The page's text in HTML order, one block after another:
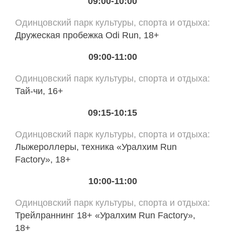
Одинцовский парк культуры, спорта и отдыха
Дружеская пробежка Odi Run, 18+
09:00-11:00
Одинцовский парк культуры, спорта и отдыха
Тай-чи, 16+
09:15-10:15
Одинцовский парк культуры, спорта и отдыха
Лыжероллеры, техника «Уралхим Run
Factory», 18+
10:00-11:00
Одинцовский парк культуры, спорта и отдыха
Трейлраннинг 18+ «Уралхим Run Factory»,
18+